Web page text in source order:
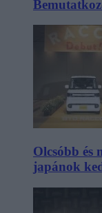
Olcsóbb és
japánok